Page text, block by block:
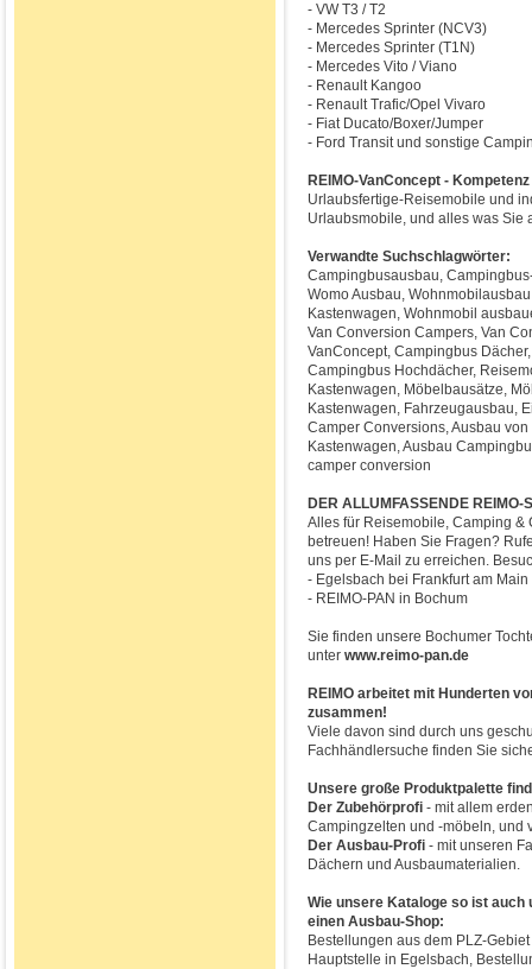
- VW T3 / T2
- Mercedes Sprinter (NCV3)
- Mercedes Sprinter (T1N)
- Mercedes Vito / Viano
- Renault Kangoo
- Renault Trafic/Opel Vivaro
- Fiat Ducato/Boxer/Jumper
- Ford Transit und sonstige
REIMO-VanConcept -
Urlaubsfertige-Reisemobile und
Urlaubsmobile, und alles was Sie
Verwandte Suchschlagwörter:
Campingbusausbau,
Womo Ausbau,
Kastenwagen, Wohnmobil
Van Conversion Campers, Van
VanConcept, Campingbus
Campingbus Hochdächer,
Kastenwagen, Möbelbausätze,
Kastenwagen, Fahrzeugausbau,
Camper Conversions, Ausbau
Kastenwagen, Ausbau
camper conversion
DER ALLUMFASSENDE
Alles für Reisemobile, Camping &
betreuen! Haben Sie Fragen?
uns per E-Mail zu erreichen.
- Egelsbach bei Frankfurt am Main
- REIMO-PAN in Bochum
Sie finden unsere Bochumer
unter www.reimo-pan.de
REIMO arbeitet mit Hunderten
zusammen!
Viele davon sind durch uns
Fachhändlersuche finden Sie
Unsere große Produktpalette
Der Zubehörprofi - mit allem
Campingzelten und -möbeln, und
Der Ausbau-Profi - mit unseren
Dächern und Ausbaumaterialien.
Wie unsere Kataloge so ist auch
einen Ausbau-Shop:
Bestellungen aus dem PLZ-
Hauptstelle in Egelsbach,